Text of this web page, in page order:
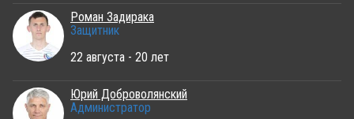
Роман Задирака
Защитник
22 августа - 20 лет
Юрий Доброволянский
Администратор